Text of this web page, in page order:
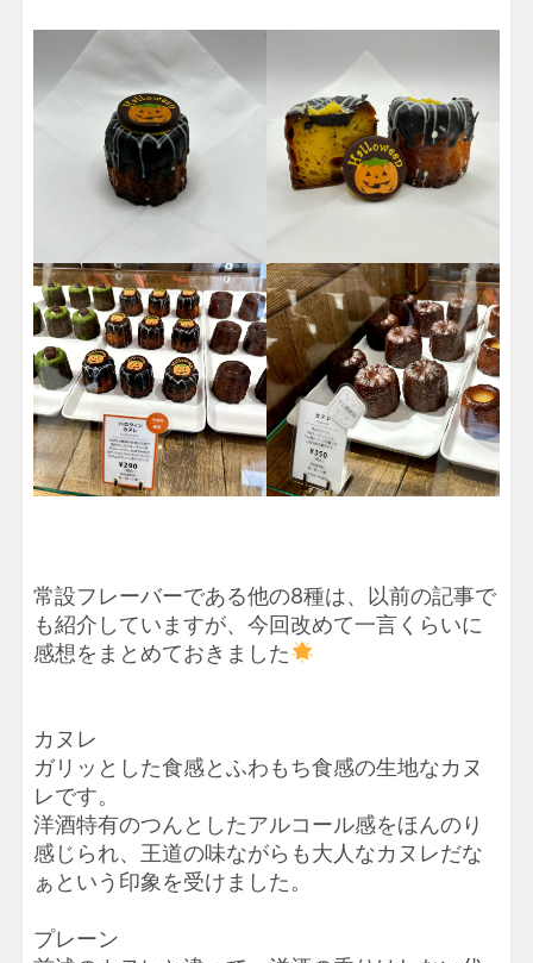
常設フレーバーである他の8種は、以前の記事で
も紹介していますが、今回改めて一言くらいに
感想をまとめておきました
カヌレ
ガリッとした食感とふわもち食感の生地なカヌ
レです。
洋酒特有のつんとしたアルコール感をほんのり
感じられ、王道の味ながらも大人なカヌレだな
ぁという印象を受けました。
プレーン